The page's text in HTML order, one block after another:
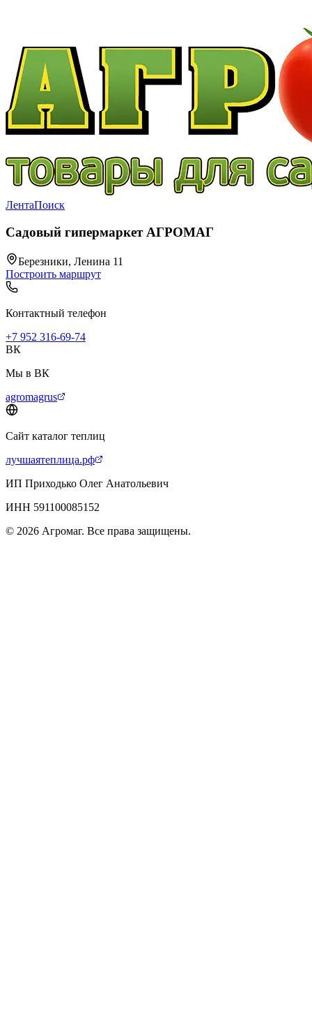
ЛентаПоиск
Садовый гипермаркет АГРОМАГ
Березники, Ленина 11
Построить маршрут
Контактный телефон
+7 952 316-69-74
ВК
Мы в ВК
agromagrus
Сайт каталог теплиц
лучшаятеплица.рф
ИП Приходько Олег Анатольевич
ИНН 591100085152
© 2026 Агромаг. Все права защищены.